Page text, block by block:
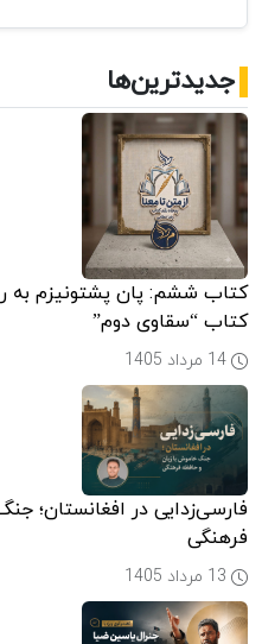
جدیدترین‌ها
کتاب ششم: پان پشتونیزم به
کتاب “سقاوی دوم”
فارسی‌زدایی در افغانستان؛
فرهنگی